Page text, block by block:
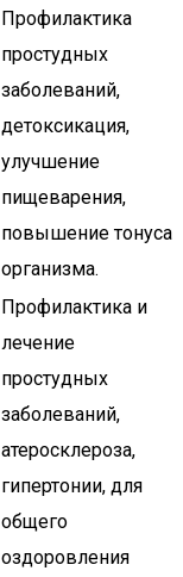
Профилактика
простудных
заболеваний,
детоксикация,
улучшение
пищеварения,
повышение тонуса
организма.
Профилактика и
лечение
простудных
заболеваний,
атеросклероза,
гипертонии, для
общего
оздоровления